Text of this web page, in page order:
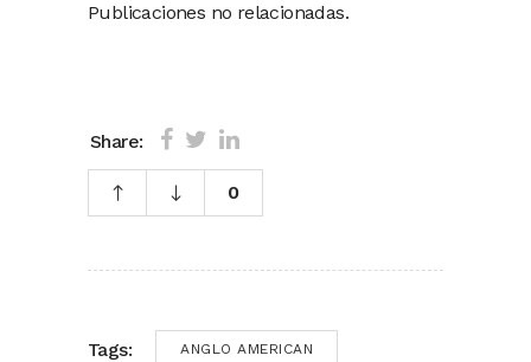
Publicaciones no relacionadas.
Share:
0
Tags: ANGLO AMERICAN